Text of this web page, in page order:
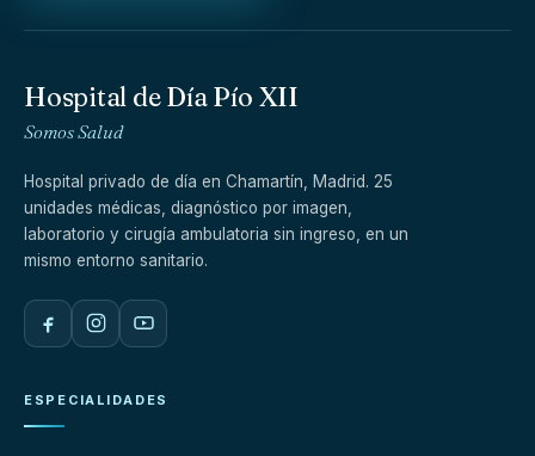
Hospital de Día Pío XII
Somos Salud
Hospital privado de día en Chamartín, Madrid. 25
unidades médicas, diagnóstico por imagen,
laboratorio y cirugía ambulatoria sin ingreso, en un
mismo entorno sanitario.
ESPECIALIDADES